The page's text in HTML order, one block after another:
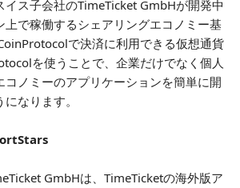
イス子会社のTimeTicket GmbHが開発中
上で稼働するシェアリングエコノミー基
で決済に利用できる仮想通貨
を使うことで、企業だけでなく個人
コノミーのアプリケーションを簡単に開
なります。
GmbHは、TimeTicketの海外版ア